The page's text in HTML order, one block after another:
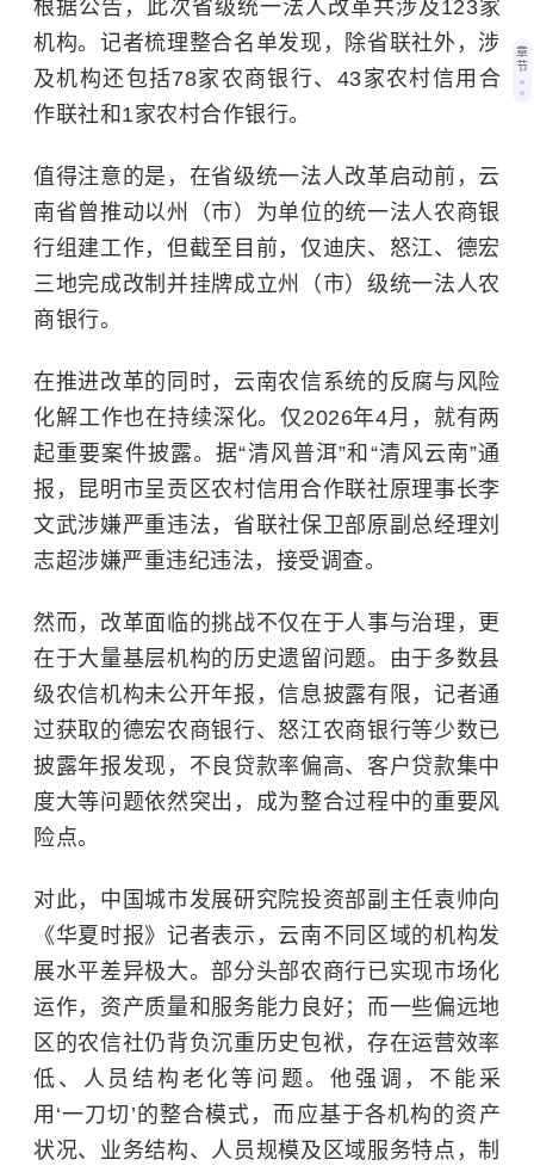
根据公告，此次省级统一法人改革共涉及123家
机构。记者梳理整合名单发现，除省联社外，涉
及机构还包括78家农商银行、43家农村信用合
作联社和1家农村合作银行。
值得注意的是，在省级统一法人改革启动前，云
南省曾推动以州（市）为单位的统一法人农商银
行组建工作，但截至目前，仅迪庆、怒江、德宏
三地完成改制并挂牌成立州（市）级统一法人农
商银行。
在推进改革的同时，云南农信系统的反腐与风险
化解工作也在持续深化。仅2026年4月，就有两
起重要案件披露。据“清风普洱”和“清风云南”通
报，昆明市呈贡区农村信用合作联社原理事长李
文武涉嫌严重违法，省联社保卫部原副总经理刘
志超涉嫌严重违纪违法，接受调查。
然而，改革面临的挑战不仅在于人事与治理，更
在于大量基层机构的历史遗留问题。由于多数县
级农信机构未公开年报，信息披露有限，记者通
过获取的德宏农商银行、怒江农商银行等少数已
披露年报发现，不良贷款率偏高、客户贷款集中
度大等问题依然突出，成为整合过程中的重要风
险点。
对此，中国城市发展研究院投资部副主任袁帅向
《华夏时报》记者表示，云南不同区域的机构发
展水平差异极大。部分头部农商行已实现市场化
运作，资产质量和服务能力良好；而一些偏远地
区的农信社仍背负沉重历史包袱，存在运营效率
低、人员结构老化等问题。他强调，不能采
用‘一刀切’的整合模式，而应基于各机构的资产
状况、业务结构、人员规模及区域服务特点，制
章
节